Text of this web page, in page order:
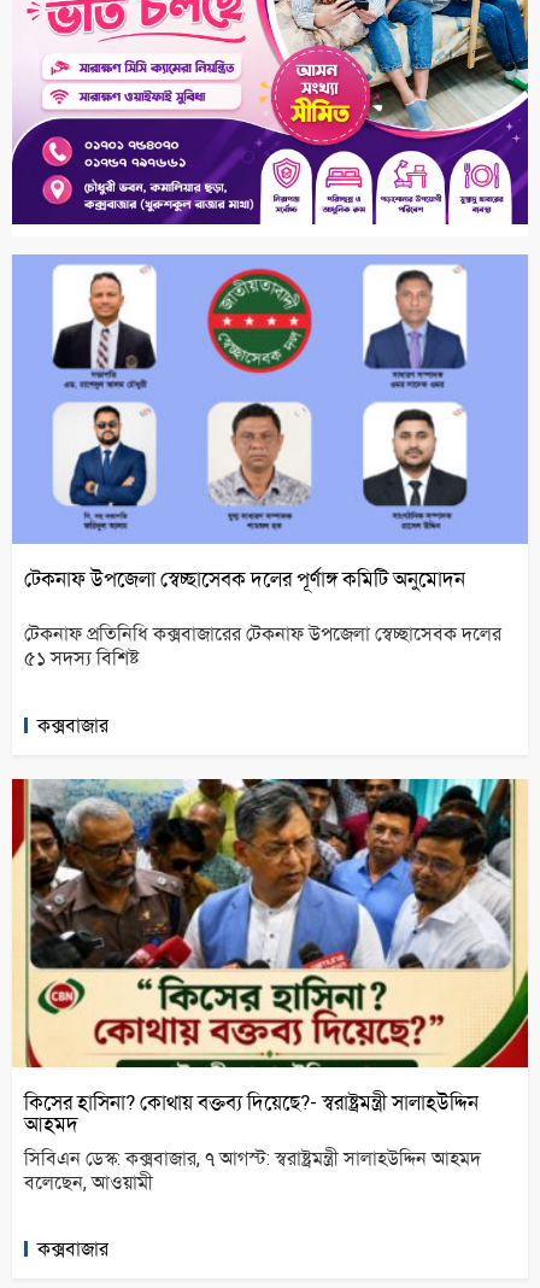
টেকনাফ উপজেলা স্বেচ্ছাসেবক দলের পূর্ণাঙ্গ কমিটি অনুমোদন
টেকনাফ প্রতিনিধি কক্সবাজারের টেকনাফ উপজেলা স্বেচ্ছাসেবক দলের
৫১ সদস্য বিশিষ্ট
কক্সবাজার
কিসের হাসিনা? কোথায় বক্তব্য দিয়েছে?- স্বরাষ্ট্রমন্ত্রী সালাহউদ্দিন
আহমদ
সিবিএন ডেস্ক: কক্সবাজার, ৭ আগস্ট: স্বরাষ্ট্রমন্ত্রী সালাহউদ্দিন আহমদ
বলেছেন, আওয়ামী
কক্সবাজার